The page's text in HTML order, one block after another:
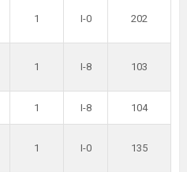
1 I-0 202
1 I-8 103
1 I-8 104
1 I-0 135